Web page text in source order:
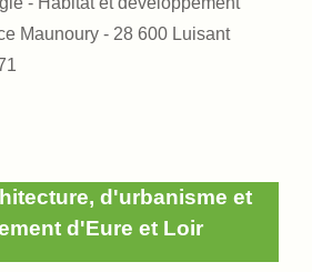
Maunoury - 28 600 Luisant
21 32 71
d'urbanisme et
d'Eure et Loir